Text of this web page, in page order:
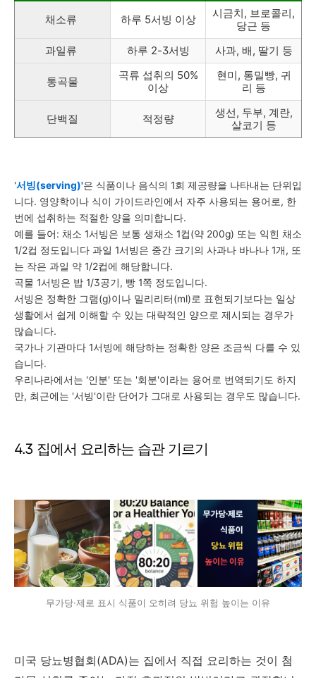
채소류 하루 5서빙 이상
시금치, 브로콜리,
당근 등
과일류
하루 2-3서빙 사과, 배, 딸기 등
통곡물
곡류 섭취의 50%
이상
현미, 통밀빵, 귀
리 등
단백질 적정량
생선, 두부, 계란,
살코기 등
'서빙(serving)'은 식품이나 음식의 1회 제공량을 나타내는 단위입
니다. 영양학이나 식이 가이드라인에서 자주 사용되는 용어로, 한
번에 섭취하는 적절한 양을 의미합니다.
예를 들어: 채소 1서빙은 보통 생채소 1컵(약 200g) 또는 익힌 채소
1/2컵 정도입니다 과일 1서빙은 중간 크기의 사과나 바나나 1개, 또
는 작은 과일 약 1/2컵에 해당합니다.
곡물 1서빙은 밥 1/3공기, 빵 1쪽 정도입니다.
서빙은 정확한 그램(g)이나 밀리리터(ml)로 표현되기보다는 일상
생활에서 쉽게 이해할 수 있는 대략적인 양으로 제시되는 경우가
많습니다.
국가나 기관마다 1서빙에 해당하는 정확한 양은 조금씩 다를 수 있
습니다.
우리나라에서는 '인분' 또는 '회분'이라는 용어로 번역되기도 하지
만, 최근에는 '서빙'이란 단어가 그대로 사용되는 경우도 많습니다.
4.3 집에서 요리하는 습관 기르기
무가당·제로 표시 식품이 오히려 당뇨 위험 높이는 이유
미국 당뇨병협회(ADA)는 집에서 직접 요리하는 것이 첨